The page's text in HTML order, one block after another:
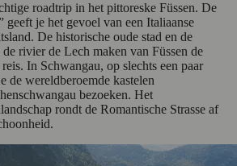
roadtrip in het pittoreske Füssen. De
geeft je het gevoel van een Italiaanse
De historische oude stad en de
rivier de Lech maken van Füssen de
In Schwangau, op slechts een paar
de wereldberoemde kastelen
bezoeken. Het
rondt de Romantische Strasse af